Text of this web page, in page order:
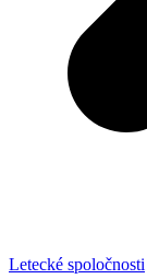
Letecké spoločnosti